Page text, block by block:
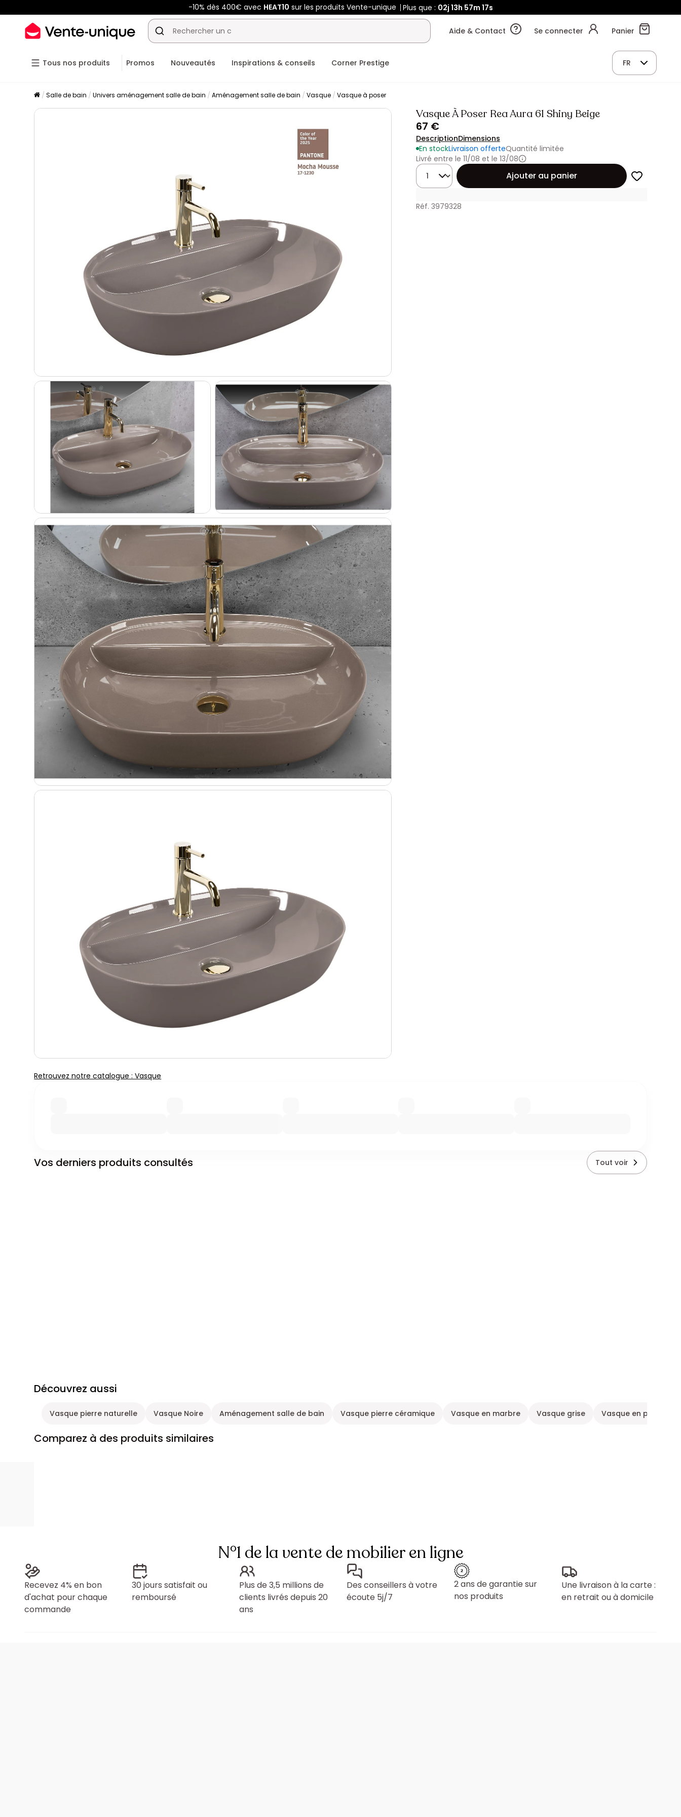
-10% dès 400€ avec HEAT10 sur les produits Vente-unique Plus que : 02j 13h 57m 17s
Aide & Contact Se connecter Panier
Tous nos produits Promos Nouveautés Inspirations & conseils Corner Prestige FR
Salle de bain Univers aménagement salle de bain Aménagement salle de bain Vasque Vasque à poser
Vasque À Poser Rea Aura 61 Shiny Beige
67 €
DescriptionDimensions
En stockLivraison offerteQuantité limitée
Livré entre le 11/08 et le 13/08
Quantité
Ajouter au panier
Réf. 3979328
Retrouvez notre catalogue : Vasque
Vos derniers produits consultés Tout voir
Découvrez aussi
Vasque pierre naturelle Vasque Noire Aménagement salle de bain Vasque pierre céramique Vasque en marbre Vasque grise Vasque en pierre
Comparez à des produits similaires
N°1 de la vente de mobilier en ligne
Recevez 4% en bon
d'achat pour chaque
commande
30 jours satisfait ou
remboursé
Plus de 3,5 millions de
clients livrés depuis 20
ans
Des conseillers à votre
écoute 5j/7
2 ans de garantie sur
nos produits
Une livraison à la carte :
en retrait ou à domicile